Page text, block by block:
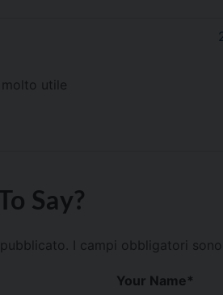
utile
Say?
I campi obbligatori
Your Name*